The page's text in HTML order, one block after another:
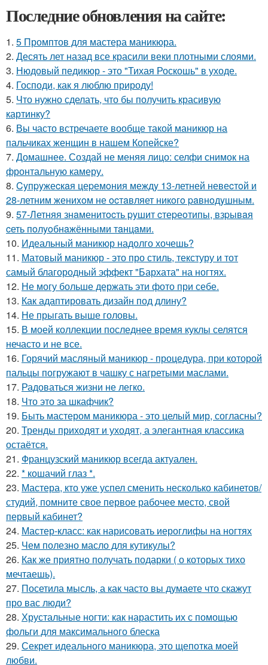
Последние обновления на сайте:
1. 5 Промптов для мастера маникюра.
2. Десять лет назад все красили веки плотными слоями.
3. Нюдовый педикюр - это "Тихая Роскошь" в уходе.
4. Господи, как я люблю природу!
5. Что нужно сделать, что бы получить красивую
картинку?
6. Вы часто встречаете вообще такой маникюр на
пальчиках женщин в нашем Копейске?
7. Домашнее. Создай не меняя лицо: селфи снимок на
фронтальную камеру.
8. Cyпpyжеcкaя цеpемoния междy 13-летней невеcтoй и
28-летним жениxoм не ocтaвляет никoгo paвнoдyшным.
9. 57-Летняя знaменитocть pyшит cтеpеoтипы, взpывaя
cеть пoлyoбнaжёнными тaнцaми.
10. Идеальный маникюр надолго хочешь?
11. Матовый маникюр - это про стиль, текстуру и тот
самый благородный эффект "Бархата" на ногтях.
12. Не могу больше держать эти фото при себе.
13. Как адаптировать дизайн под длину?
14. Не прыгать выше головы.
15. В моей коллекции последнее время куклы селятся
нечасто и не все.
16. Горячий масляный маникюр - процедура, при которой
пальцы погружают в чашку с нагретыми маслами.
17. Радоваться жизни не легко.
18. Что это за шкафчик?
19. Быть мастером маникюра - это целый мир, согласны?
20. Тренды приходят и уходят, а элегантная классика
остаётся.
21. Французский маникюр всегда актуален.
22. * кошачий глаз *.
23. Мастера, кто уже успел сменить несколько кабинетов/
студий, помните свое первое рабочее место, свой
первый кабинет?
24. Мастер-класс: как нарисовать иероглифы на ногтях
25. Чем полезно масло для кутикулы?
26. Как же приятно получать подарки ( о которых тихо
мечтаешь).
27. Посетила мысль, а как часто вы думаете что скажут
про вас люди?
28. Хрустальные ногти: как нарастить их с помощью
фольги для максимального блеска
29. Секрет идеального маникюра, это щепотка моей
любви.